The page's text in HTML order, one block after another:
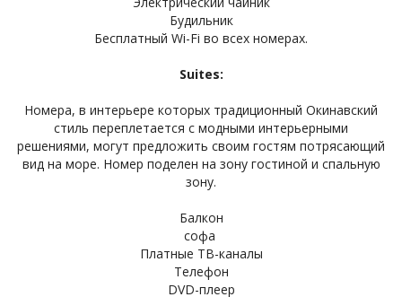
Будильник
Бесплатный Wi-Fi во всех номерах.
Suites:
Номера, в интерьере которых традиционный Окинавский
стиль переплетается с модными интерьерными
решениями, могут предложить своим гостям потрясающий
вид на море. Номер поделен на зону гостиной и спальную
зону.
Балкон
софа
Платные ТВ-каналы
Телефон
DVD-плеер